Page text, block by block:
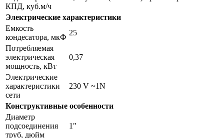
КПД, куб.м/ч
Электрические характеристики
Емкость
кондесатора, мкФ
25
Потребляемая
электрическая
мощность, кВт
0,37
Электрические
характеристики
сети
230 V ~1N
Конструктивные особенности
Диаметр
подсоединения
труб, дюйм
1"